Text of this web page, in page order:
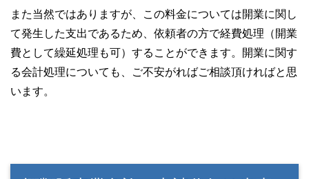
また当然ではありますが、この料金については開業に関し
て発生した支出であるため、依頼者の方で経費処理（開業
費として繰延処理も可）することができます。開業に関す
る会計処理についても、ご不安がればご相談頂ければと思
います。